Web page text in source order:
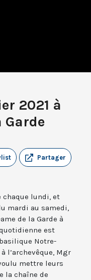
2021 à
Garde
Partager
chaque lundi, et
mardi au samedi,
de la Garde à
est
Notre-
l’archevêque, Mgr
mettre leurs
la chaîne de